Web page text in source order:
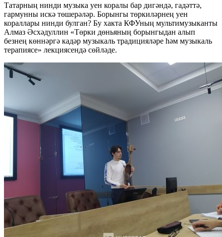
Татарның нинди музыка уен коралы бар дигәндә, гадәттә,
гармунны искә төшерәләр. Борынгы төркиләрнең уен
кораллары нинди булган? Бу хакта КФУның мультимузыканты
Алмаз Әсхәдуллин «Төрки дөньяның борынгыдан алып
безнең көннәргә кадәр музыкаль традицияләре һәм музыкаль
терапиясе» лекциясендә сөйләде.